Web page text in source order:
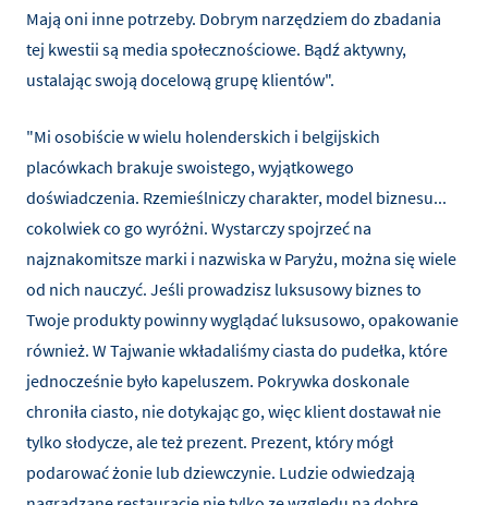
Mają oni inne potrzeby. Dobrym narzędziem do zbadania
tej kwestii są media społecznościowe. Bądź aktywny,
ustalając swoją docelową grupę klientów".
"Mi osobiście w wielu holenderskich i belgijskich
placówkach brakuje swoistego, wyjątkowego
doświadczenia. Rzemieślniczy charakter, model biznesu...
cokolwiek co go wyróżni. Wystarczy spojrzeć na
najznakomitsze marki i nazwiska w Paryżu, można się wiele
od nich nauczyć. Jeśli prowadzisz luksusowy biznes to
Twoje produkty powinny wyglądać luksusowo, opakowanie
również. W Tajwanie wkładaliśmy ciasta do pudełka, które
jednocześnie było kapeluszem. Pokrywka doskonale
chroniła ciasto, nie dotykając go, więc klient dostawał nie
tylko słodycze, ale też prezent. Prezent, który mógł
podarować żonie lub dziewczynie. Ludzie odwiedzają